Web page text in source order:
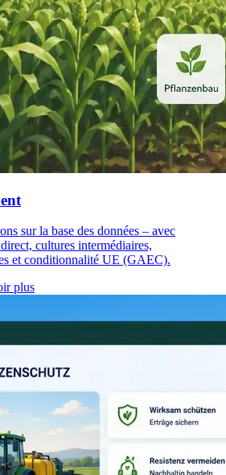
sur la base des données – avec
cultures intermédiaires,
et conditionnalité UE (GAEC).
plus